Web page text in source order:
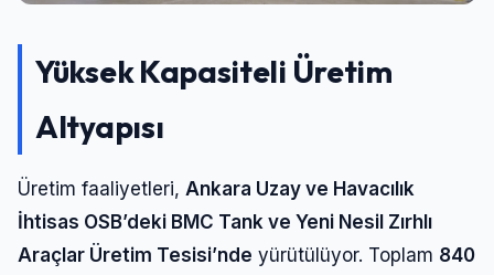
Yüksek Kapasiteli Üretim
Altyapısı
Üretim faaliyetleri, Ankara Uzay ve Havacılık
İhtisas OSB’deki BMC Tank ve Yeni Nesil Zırhlı
Araçlar Üretim Tesisi’nde yürütülüyor. Toplam 840